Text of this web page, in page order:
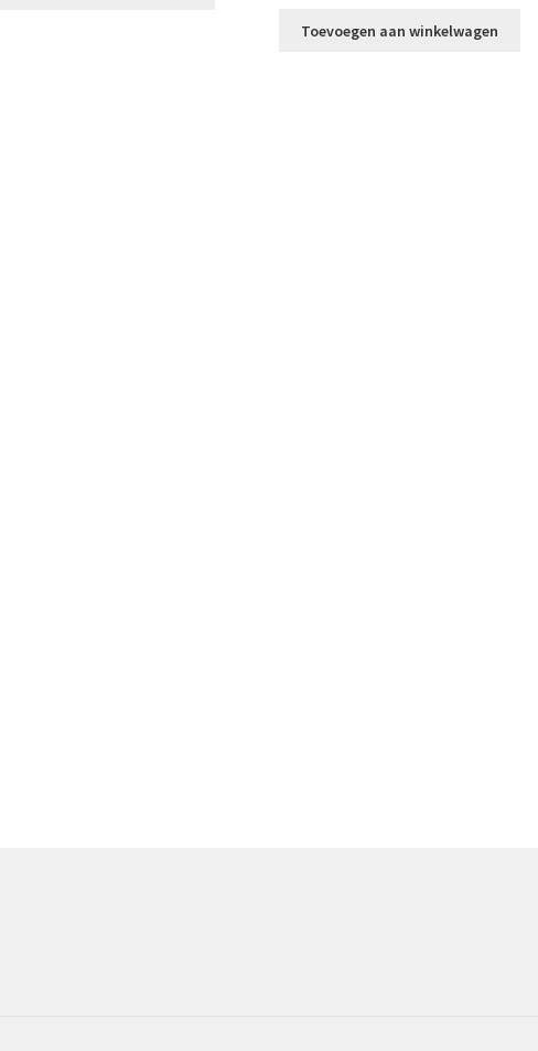
was:
is:
Toevoegen aan winkelwagen